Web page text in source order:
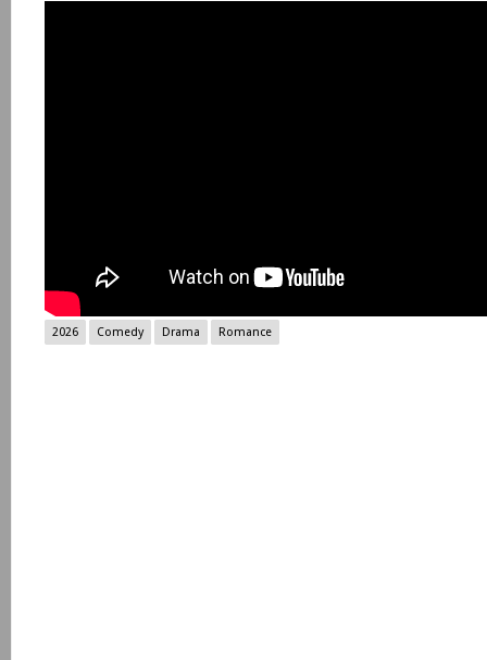
2026 Comedy Drama Romance